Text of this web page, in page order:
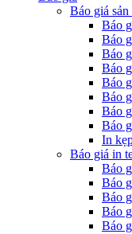
Báo giá
Báo
Báo
Báo
Báo
Báo
Báo
Báo
Báo
In
Báo giá in
Báo
Báo
Báo
Báo
Báo